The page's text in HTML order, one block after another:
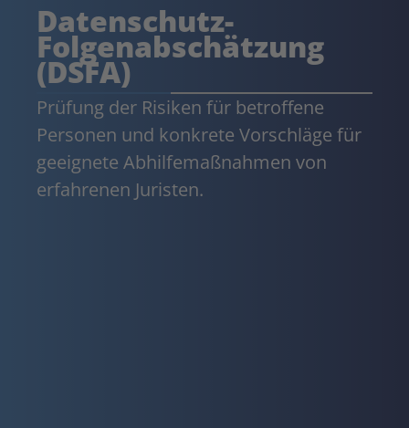
Datenschutz-
Folgenabschätzung
(DSFA)
Prüfung der Risiken für betroffene
Personen und konkrete Vorschläge für
geeignete Abhilfemaßnahmen von
erfahrenen Juristen.